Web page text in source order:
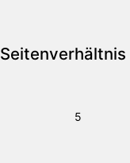
Seitenverhältnis
5